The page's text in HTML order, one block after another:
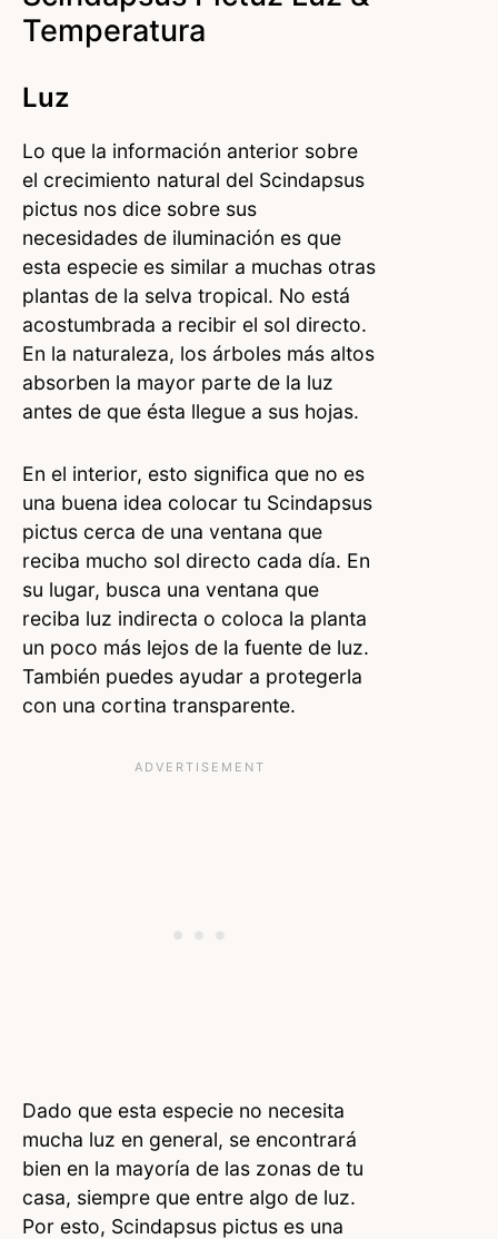
Temperatura
Luz
Lo que la información anterior sobre
el crecimiento natural del Scindapsus
pictus nos dice sobre sus
necesidades de iluminación es que
esta especie es similar a muchas otras
plantas de la selva tropical. No está
acostumbrada a recibir el sol directo.
En la naturaleza, los árboles más altos
absorben la mayor parte de la luz
antes de que ésta llegue a sus hojas.
En el interior, esto significa que no es
una buena idea colocar tu Scindapsus
pictus cerca de una ventana que
reciba mucho sol directo cada día. En
su lugar, busca una ventana que
reciba luz indirecta o coloca la planta
un poco más lejos de la fuente de luz.
También puedes ayudar a protegerla
con una cortina transparente.
Dado que esta especie no necesita
mucha luz en general, se encontrará
bien en la mayoría de las zonas de tu
casa, siempre que entre algo de luz.
Por esto, Scindapsus pictus es una